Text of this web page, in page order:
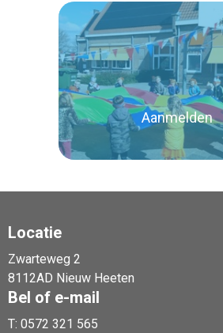
Lees verder
Aanmelden
Locatie
Zwarteweg 2
8112AD Nieuw Heeten
Bel of e-mail
T: 0572 321 565